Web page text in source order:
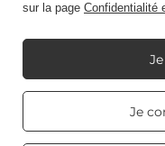
Candle World,
Nous présentons des
sur la page Confidentialité
Je